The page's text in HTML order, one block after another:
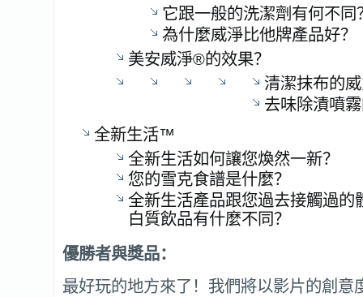
它跟一般的洗潔劑有何不同
為什麼威淨比他牌產品好？
美安威淨®的效果？
清潔抹布的
去味除漬噴
全新生活™
全新生活如何讓您煥然一新？
您的雪克食譜是什麼？
全新生活產品跟您過去接觸過的
白質飲品有什麼不同？
優勝者與獎品：
最好玩的地方來了！我們將以影片的創意